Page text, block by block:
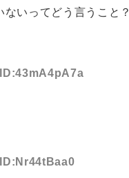
ないってどう言うこと？